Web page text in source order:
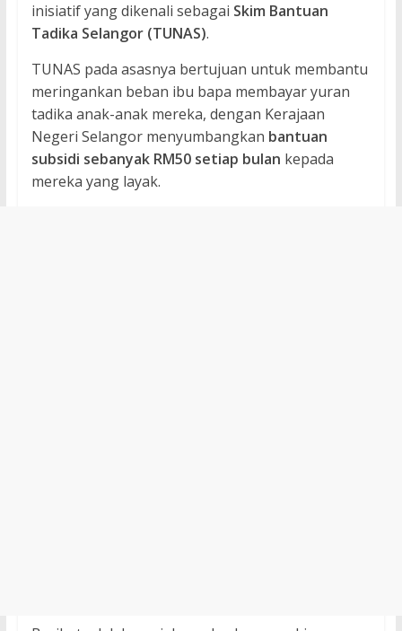
inisiatif yang dikenali sebagai Skim Bantuan
Tadika Selangor (TUNAS).
TUNAS pada asasnya bertujuan untuk membantu
meringankan beban ibu bapa membayar yuran
tadika anak-anak mereka, dengan Kerajaan
Negeri Selangor menyumbangkan bantuan
subsidi sebanyak RM50 setiap bulan kepada
mereka yang layak.